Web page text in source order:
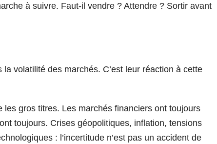
à suivre. Faut-il vendre ? Attendre ? Sortir avant
volatilité des marchés. C’est leur réaction à cette
gros titres. Les marchés financiers ont toujours
toujours. Crises géopolitiques, inflation, tensions
: l’incertitude n’est pas un accident de